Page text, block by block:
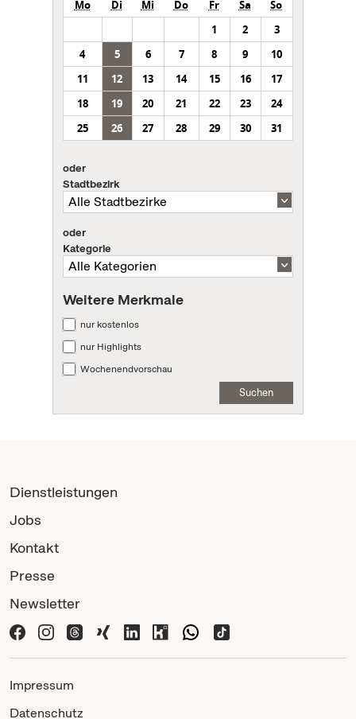
Mo Di Mi Do Fr Sa
So
1
2
3
4
5 6 7 8 9
10
11
12 13 14 15 16
17
18
19 20 21 22 23
24
25
26 27 28 29 30 31
oder
Stadtbezirk
oder
Kategorie
Weitere Merkmale
nur kostenlos
nur Highlights
Wochenendvorschau
Suchen
Dienstleistungen
Jobs
Kontakt
Presse
Newsletter
Impressum
Datenschutz